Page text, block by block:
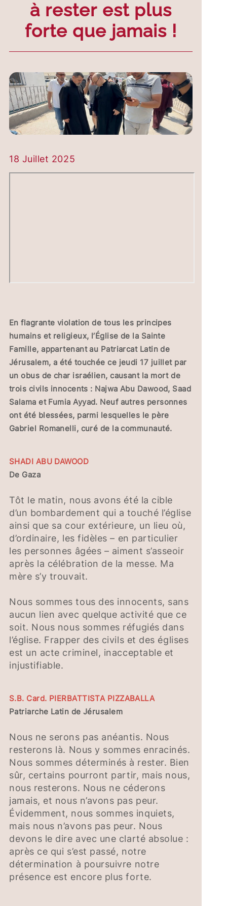
à rester est plus
forte que jamais !
18 Juillet 2025
En flagrante violation de tous les principes
humains et religieux, l’Église de la Sainte
Famille, appartenant au Patriarcat Latin de
Jérusalem, a été touchée ce jeudi 17 juillet par
un obus de char israélien, causant la mort de
trois civils innocents : Najwa Abu Dawood, Saad
Salama et Fumia Ayyad. Neuf autres personnes
ont été blessées, parmi lesquelles le père
Gabriel Romanelli, curé de la communauté.
SHADI ABU DAWOOD
De Gaza
Tôt le matin, nous avons été la cible
d’un bombardement qui a touché l’église
ainsi que sa cour extérieure, un lieu où,
d’ordinaire, les fidèles – en particulier
les personnes âgées – aiment s’asseoir
après la célébration de la messe. Ma
mère s’y trouvait.
Nous sommes tous des innocents, sans
aucun lien avec quelque activité que ce
soit. Nous nous sommes réfugiés dans
l’église. Frapper des civils et des églises
est un acte criminel, inacceptable et
injustifiable.
S.B. Card. PIERBATTISTA PIZZABALLA
Patriarche Latin de Jérusalem
Nous ne serons pas anéantis. Nous
resterons là. Nous y sommes enracinés.
Nous sommes déterminés à rester. Bien
sûr, certains pourront partir, mais nous,
nous resterons. Nous ne céderons
jamais, et nous n’avons pas peur.
Évidemment, nous sommes inquiets,
mais nous n’avons pas peur. Nous
devons le dire avec une clarté absolue :
après ce qui s’est passé, notre
détermination à poursuivre notre
présence est encore plus forte.